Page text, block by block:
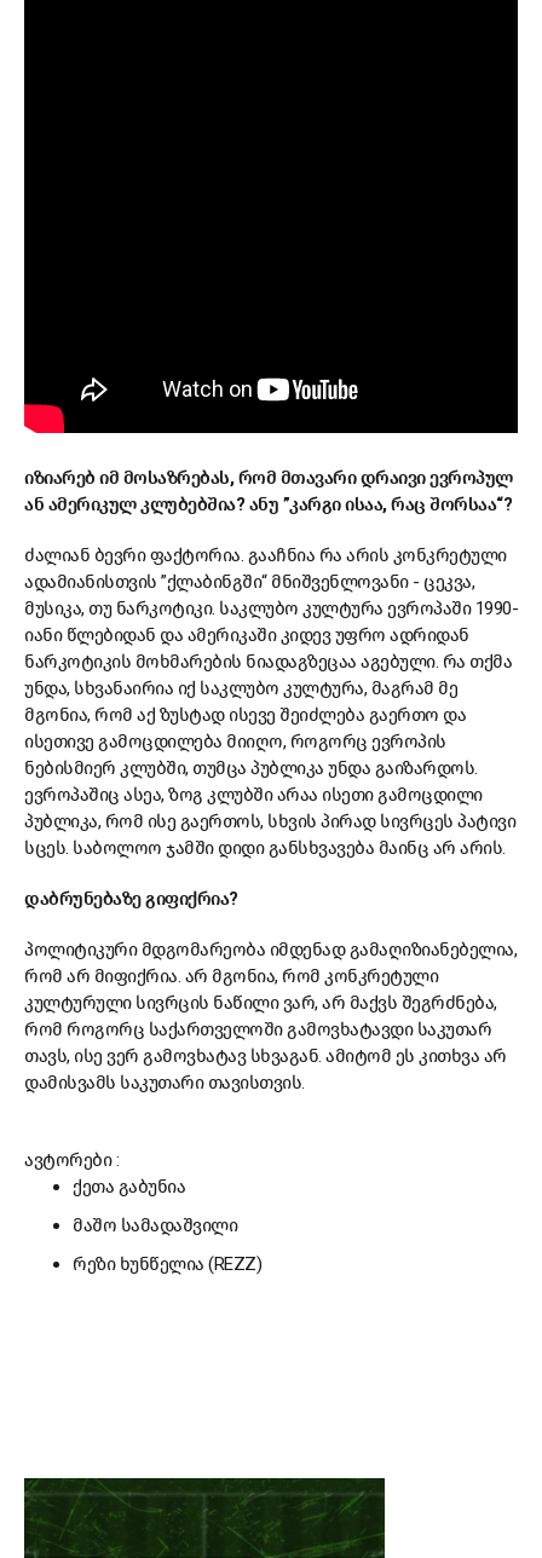
იზიარებ იმ მოსაზრებას, რომ მთავარი დრაივი ევროპულ
ან ამერიკულ კლუბებშია? ანუ ”კარგი ისაა, რაც შორსაა“?
ძალიან ბევრი ფაქტორია. გააჩნია რა არის კონკრეტული
ადამიანისთვის ”ქლაბინგში“ მნიშვენლოვანი - ცეკვა,
მუსიკა, თუ ნარკოტიკი. საკლუბო კულტურა ევროპაში 1990-
იანი წლებიდან და ამერიკაში კიდევ უფრო ადრიდან
ნარკოტიკის მოხმარების ნიადაგზეცაა აგებული. რა თქმა
უნდა, სხვანაირია იქ საკლუბო კულტურა, მაგრამ მე
მგონია, რომ აქ ზუსტად ისევე შეიძლება გაერთო და
ისეთივე გამოცდილება მიიღო, როგორც ევროპის
ნებისმიერ კლუბში, თუმცა პუბლიკა უნდა გაიზარდოს.
ევროპაშიც ასეა, ზოგ კლუბში არაა ისეთი გამოცდილი
პუბლიკა, რომ ისე გაერთოს, სხვის პირად სივრცეს პატივი
სცეს. საბოლოო ჯამში დიდი განსხვავება მაინც არ არის.
დაბრუნებაზე გიფიქრია?
პოლიტიკური მდგომარეობა იმდენად გამაღიზიანებელია,
რომ არ მიფიქრია. არ მგონია, რომ კონკრეტული
კულტურული სივრცის ნაწილი ვარ, არ მაქვს შეგრძნება,
რომ როგორც საქართველოში გამოვხატავდი საკუთარ
თავს, ისე ვერ გამოვხატავ სხვაგან. ამიტომ ეს კითხვა არ
დამისვამს საკუთარი თავისთვის.
ავტორები :
ქეთა გაბუნია
მაშო სამადაშვილი
რეზი ხუნწელია (REZZ)